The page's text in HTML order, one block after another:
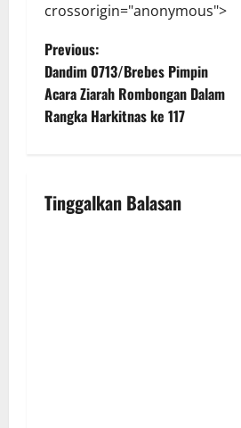
crossorigin="anonymous">
P
o
s
n
Previous:
Dandim 0713/Brebes Pimpin
Acara Ziarah Rombongan Dalam
Rangka Harkitnas ke 117
Tinggalkan Balasan